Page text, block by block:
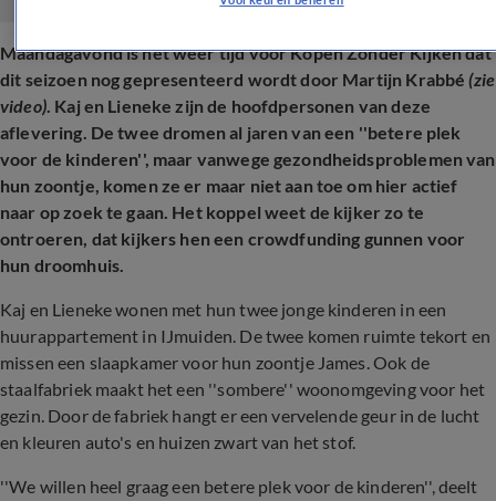
Maandagavond is het weer tijd voor Kopen Zonder Kijken dat
dit seizoen nog gepresenteerd wordt door Martijn Krabbé (zie
video). Kaj en Lieneke zijn de hoofdpersonen van deze
aflevering. De twee dromen al jaren van een ''betere plek
voor de kinderen'', maar vanwege gezondheidsproblemen van
hun zoontje, komen ze er maar niet aan toe om hier actief
naar op zoek te gaan. Het koppel weet de kijker zo te
ontroeren, dat kijkers hen een crowdfunding gunnen voor
hun droomhuis.
Kaj en Lieneke wonen met hun twee jonge kinderen in een
huurappartement in IJmuiden. De twee komen ruimte tekort en
missen een slaapkamer voor hun zoontje James. Ook de
staalfabriek maakt het een ''sombere'' woonomgeving voor het
gezin. Door de fabriek hangt er een vervelende geur in de lucht
en kleuren auto's en huizen zwart van het stof.
''We willen heel graag een betere plek voor de kinderen'', deelt